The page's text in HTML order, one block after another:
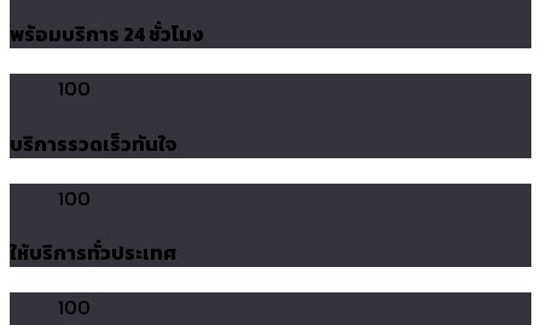
พร้อมบริการ 24 ชั่วโมง
100
บริการรวดเร็วทันใจ
100
ให้บริการทั่วประเทศ
100